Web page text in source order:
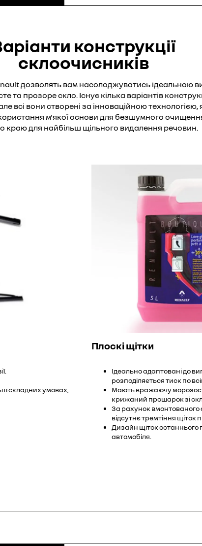
конструкції
склоочисників
дозволять вам насолоджуватись ідеальною
та прозоре скло. Існує кілька варіантів
всі вони створені за інноваційною технологією,
м'якої основи для безшумного
краю для найбільш щільного видалення речовин.
складних умовах,
Плоскі щітки
Ідеально адаптовані до
розподіляється тиск по
Мають вражаючу
крижаний прошарок зі
За рахунок
відсутнє тремтіння щіток
Дизайн щіток останнього
автомобіля.